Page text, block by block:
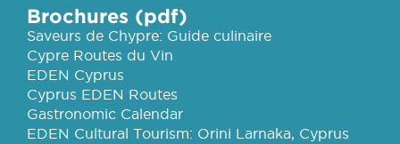
Brochures (pdf)
Saveurs de Chypre: Guide culinaire
Cypre Routes du Vin
EDEN Cyprus
Cyprus EDEN Routes
Gastronomic Calendar
EDEN Cultural Tourism: Orini Larnaka, Cyprus